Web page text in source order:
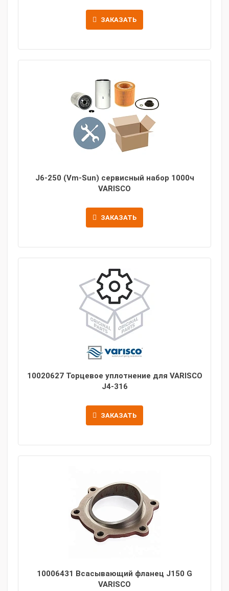
ЗАКАЗАТЬ
J6-250 (Vm-Sun) сервисный набор 1000ч
VARISCO
ЗАКАЗАТЬ
10020627 Торцевое уплотнение для VARISCO
J4-316
ЗАКАЗАТЬ
10006431 Всасывающий фланец J150 G
VARISCO